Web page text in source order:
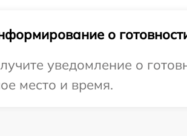
о
уведомление о
место и время.